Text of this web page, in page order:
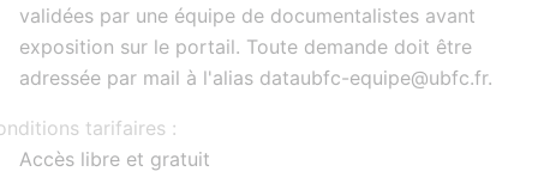
validées par une équipe de documentalistes avant
exposition sur le portail. Toute demande doit être
adressée par mail à l'alias dataubfc-equipe@ubfc.fr.
tarifaires :
Accès libre et gratuit